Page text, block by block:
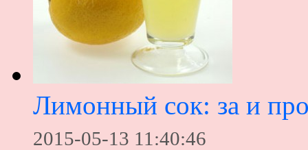
Лимонный сок: за и
2015-05-13 11:40:46